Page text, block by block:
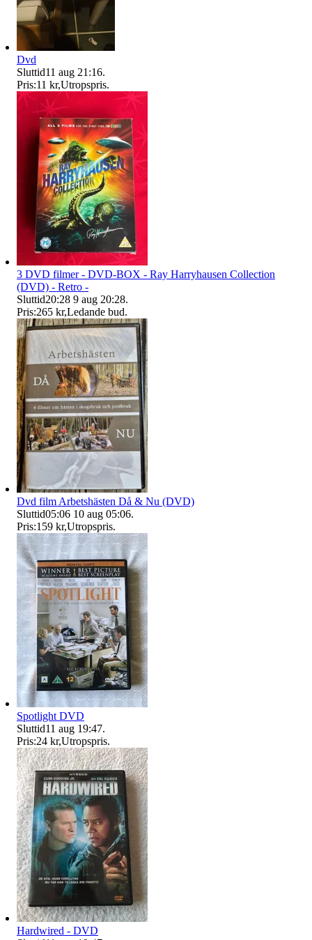
Dvd
Sluttid11 aug 21:16.
Pris:11 kr,Utropspris.
3 DVD filmer - DVD-BOX - Ray Harryhausen Collection
(DVD) - Retro -
Sluttid20:28 9 aug 20:28.
Pris:265 kr,Ledande bud.
Dvd film Arbetshästen Då & Nu (DVD)
Sluttid05:06 10 aug 05:06.
Pris:159 kr,Utropspris.
Spotlight DVD
Sluttid11 aug 19:47.
Pris:24 kr,Utropspris.
Hardwired - DVD